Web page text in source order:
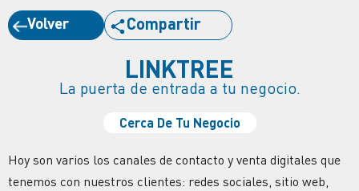
Volver Compartir
LINKTREE
La puerta de entrada a tu negocio.
Cerca De Tu Negocio
Hoy son varios los canales de contacto y venta digitales que
tenemos con nuestros clientes: redes sociales, sitio web,